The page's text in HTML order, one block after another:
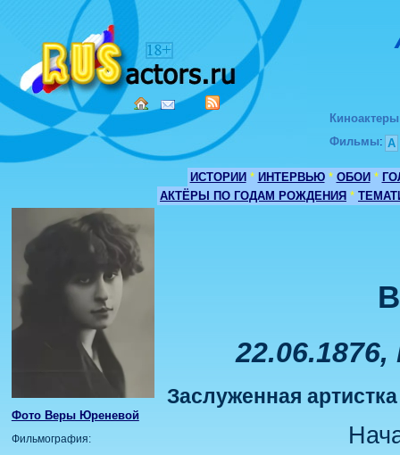
Киноактеры
Фильмы: А
ИСТОРИИ * ИНТЕРВЬЮ * ОБОИ *
АКТЁРЫ ПО ГОДАМ РОЖДЕНИЯ *
Фото Веры Юреневой
Фильмография:
Заслуженная